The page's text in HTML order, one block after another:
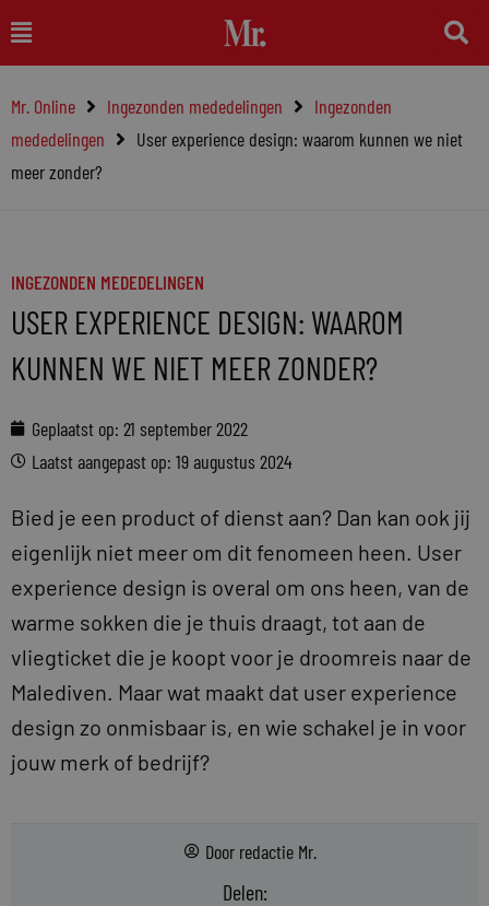
naar
inhoud
Main
Menu
Mr. Online Ingezonden mededelingen
Ingezonden
mededelingen
User experience design: waarom kunnen we niet
meer zonder?
INGEZONDEN MEDEDELINGEN
USER EXPERIENCE DESIGN: WAAROM
KUNNEN WE NIET MEER ZONDER?
Geplaatst op: 21 september 2022
Laatst aangepast op: 19 augustus 2024
Bied je een product of dienst aan? Dan kan ook jij
eigenlijk niet meer om dit fenomeen heen. User
experience design is overal om ons heen, van de
warme sokken die je thuis draagt, tot aan de
vliegticket die je koopt voor je droomreis naar de
Malediven. Maar wat maakt dat user experience
design zo onmisbaar is, en wie schakel je in voor
jouw merk of bedrijf?
Door redactie Mr.
Delen: